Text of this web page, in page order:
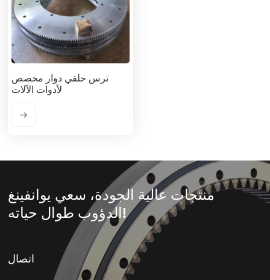
ترس حلقي دوار مخصص
لأدوات الآلات
منتجات عالية الجودة، سعي يوانفينغ
الدؤوب طوال حياته!
اتصال